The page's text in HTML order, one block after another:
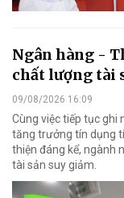
Ngân hàng -
chất lượng tài
09/08/2026 16:09
Cùng việc tiếp tục ghi
tăng trưởng tín dụng
thiện đáng kể, ngành
tài sản suy giảm.